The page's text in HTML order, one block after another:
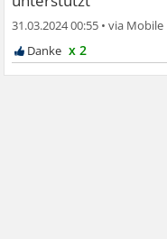
31.03.2024 00:55 •
x 2